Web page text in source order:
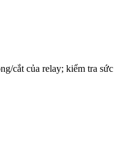
cắt của relay; kiểm tra sức